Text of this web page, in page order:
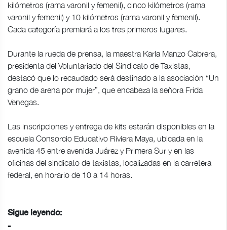
kilómetros (rama varonil y femenil), cinco kilómetros (rama
varonil y femenil) y 10 kilómetros (rama varonil y femenil).
Cada categoría premiará a los tres primeros lugares.
Durante la rueda de prensa, la maestra Karla Manzo Cabrera,
presidenta del Voluntariado del Sindicato de Taxistas,
destacó que lo recaudado será destinado a la asociación “Un
grano de arena por mujer”, que encabeza la señora Frida
Venegas.
Las inscripciones y entrega de kits estarán disponibles en la
escuela Consorcio Educativo Riviera Maya, ubicada en la
avenida 45 entre avenida Juárez y Primera Sur y en las
oficinas del sindicato de taxistas, localizadas en la carretera
federal, en horario de 10 a 14 horas.
Sigue leyendo:
-